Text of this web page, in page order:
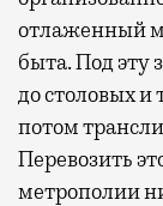
отлаженный
быта. Под эту
до столовых и
потом
Перевозить
метрополии